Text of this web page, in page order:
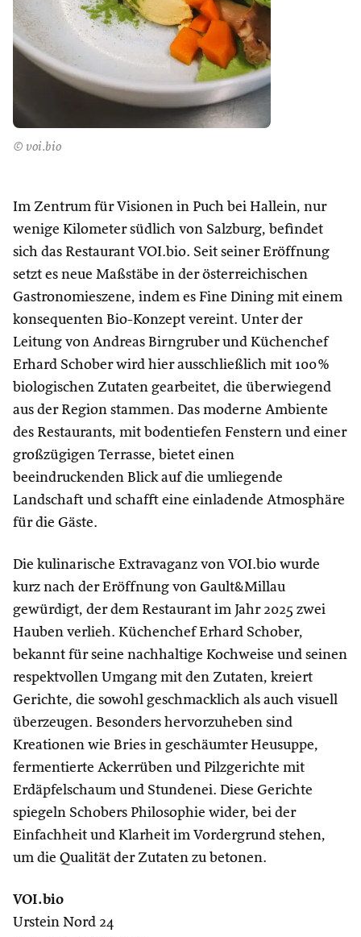
© voi.bio
Im Zentrum für Visionen in Puch bei Hallein, nur
wenige Kilometer südlich von Salzburg, befindet
sich das Restaurant VOI.bio. Seit seiner Eröffnung
setzt es neue Maßstäbe in der österreichischen
Gastronomieszene, indem es Fine Dining mit einem
konsequenten Bio-Konzept vereint. Unter der
Leitung von Andreas Birngruber und Küchenchef
Erhard Schober wird hier ausschließlich mit 100 %
biologischen Zutaten gearbeitet, die überwiegend
aus der Region stammen. Das moderne Ambiente
des Restaurants, mit bodentiefen Fenstern und einer
großzügigen Terrasse, bietet einen
beeindruckenden Blick auf die umliegende
Landschaft und schafft eine einladende Atmosphäre
für die Gäste.
Die kulinarische Extravaganz von VOI.bio wurde
kurz nach der Eröffnung von Gault&Millau
gewürdigt, der dem Restaurant im Jahr 2025 zwei
Hauben verlieh. Küchenchef Erhard Schober,
bekannt für seine nachhaltige Kochweise und seinen
respektvollen Umgang mit den Zutaten, kreiert
Gerichte, die sowohl geschmacklich als auch visuell
überzeugen. Besonders hervorzuheben sind
Kreationen wie Bries in geschäumter Heusuppe,
fermentierte Ackerrüben und Pilzgerichte mit
Erdäpfelschaum und Stundenei. Diese Gerichte
spiegeln Schobers Philosophie wider, bei der
Einfachheit und Klarheit im Vordergrund stehen,
um die Qualität der Zutaten zu betonen.
VOI.bio
Urstein Nord 24